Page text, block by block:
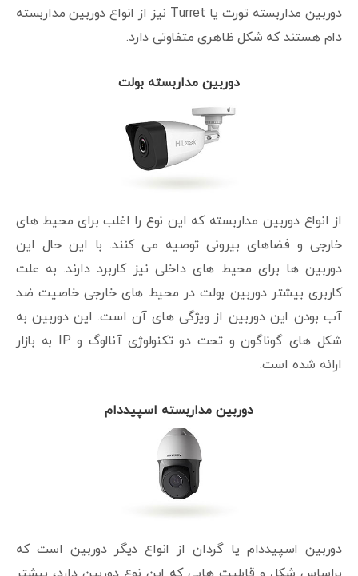
دوربین مداربسته تورت یا Turret نیز از انواع دوربین مداربسته
دام هستند که شکل ظاهری متفاوتی دارد.
دوربین مداربسته بولت
از انواع دوربین مداربسته که این نوع را اغلب برای محیط های
خارجی و فضاهای بیرونی توصیه می کنند. با این حال این
دوربین ها برای محیط های داخلی نیز کاربرد دارند. به علت
کاربری بیشتر دوربین بولت در محیط های خارجی خاصیت ضد
آب بودن این دوربین از ویژگی های آن است. این دوربین به
شکل های گوناگون و تحت دو تکنولوژی آنالوگ و IP به بازار
ارائه شده است.
دوربین مداربسته اسپیددام
دوربین اسپیددام یا گردان از انواع دیگر دوربین است که